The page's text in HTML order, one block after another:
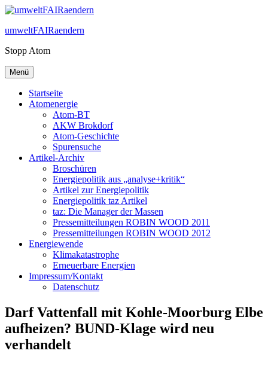
Zum
springen
umweltFAIRaendern
Stopp Atom
Menü
Startseite
Atomenergie
Atom-BT
AKW Brokdorf
Atom-Geschichte
Spurensuche
Artikel-Archiv
Broschüren
Energiepolitik aus „analyse+kritik“
Artikel zur Energiepolitik
Energiepolitik taz Artikel
taz: Die Manager der Massen
Pressemitteilungen ROBIN WOOD 2011
Pressemitteilungen ROBIN WOOD 2012
Energiewende
Klimakatastrophe
Erneuerbare Energien
Impressum/Kontakt
Datenschutz
Darf Vattenfall mit Kohle-Moorburg Elbe
aufheizen? BUND-Klage wird neu
verhandelt